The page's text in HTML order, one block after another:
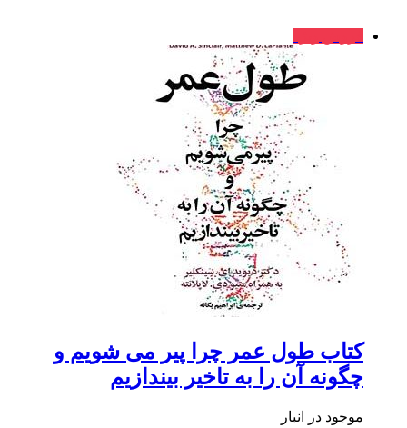
کتاب طول عمر چرا پیر می شویم و
چگونه آن را به تاخیر بیندازیم
موجود در انبار